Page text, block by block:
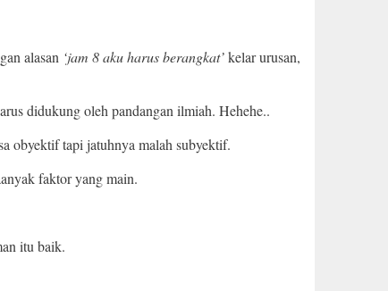
alasan ‘jam 8 aku harus berangkat’kelar urusan,
didukung oleh pandangan ilmiah. Hehehe..
obyektif tapi jatuhnya malah subyektif.
faktor yang main.
itu baik.